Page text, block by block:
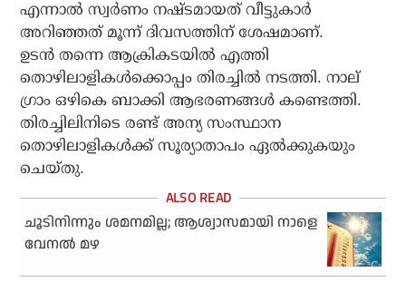
എന്നാല്‍ സ്വര്‍ണം നഷ്ടമായത് വീട്ടുകാര്‍
അറിഞ്ഞത് മൂന്ന് ദിവസത്തിന് ശേഷമാണ്.
ഉടന്‍ തന്നെ ആക്രികടയില്‍ എത്തി
തൊഴിലാളികള്‍ക്കൊപ്പം തിരച്ചില്‍ നടത്തി. നാല്
ഗ്രാം ഒഴികെ ബാക്കി ആഭരണങ്ങള്‍ കണ്ടെത്തി.
തിരച്ചിലിനിടെ രണ്ട് അന്യ സംസ്ഥാന
തൊഴിലാളികള്‍ക്ക് സൂര്യാതാപം ഏല്‍ക്കുകയും
ചെയ്തു.
ചൂടിനിന്നും ശമനമില്ല; ആശ്വാസമായി നാളെ
വേനല്‍ മഴ